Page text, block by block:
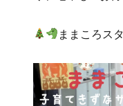
ままころス